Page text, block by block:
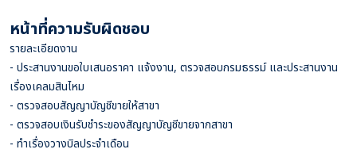
หน้าที่ความรับผิดชอบ
รายละเอียดงาน
- ประสานงานขอใบเสนอราคา แจ้งงาน, ตรวจสอบกรมธรรม์ และประสานงาน
เรื่องเคลมสินไหม
- ตรวจสอบสัญญาบัญชีขายให้สาขา
- ตรวจสอบเงินรับชำระของสัญญาบัญชีขายจากสาขา
- ทำเรื่องวางบิลประจำเดือน